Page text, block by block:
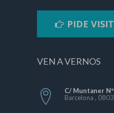
PIDE
VEN A VERNOS
C/ Muntaner
Barcelona ,